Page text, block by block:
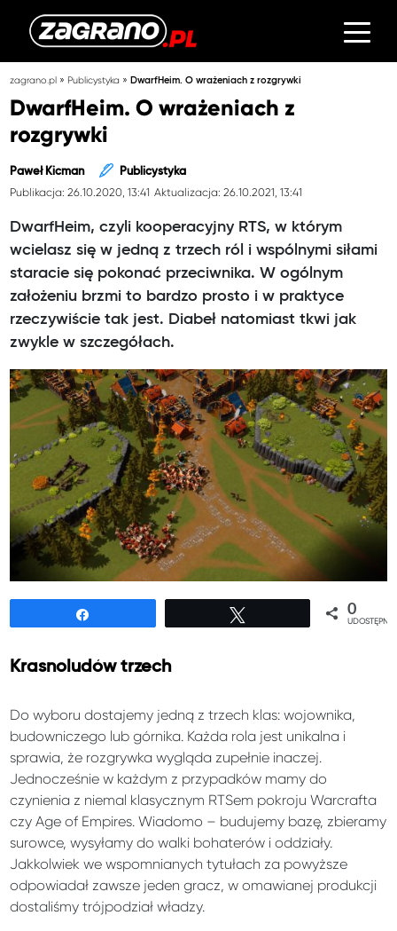
zagrano.pl » Publicystyka »DwarfHeim. O wrażeniach z rozgrywki
DwarfHeim. O wrażeniach z
rozgrywki
Paweł Kicman Publicystyka
Publikacja: 26.10.2020, 13:41 Aktualizacja: 26.10.2021, 13:41
DwarfHeim, czyli kooperacyjny RTS, w którym
wcielasz się w jedną z trzech ról i wspólnymi siłami
staracie się pokonać przeciwnika. W ogólnym
założeniu brzmi to bardzo prosto i w praktyce
rzeczywiście tak jest. Diabeł natomiast tkwi jak
zwykle w szczegółach.
0
Krasnoludów trzech
Do wyboru dostajemy jedną z trzech klas: wojownika,
budowniczego lub górnika. Każda rola jest unikalna i
sprawia, że rozgrywka wygląda zupełnie inaczej.
Jednocześnie w każdym z przypadków mamy do
czynienia z niemal klasycznym RTSem pokroju Warcrafta
czy Age of Empires. Wiadomo – budujemy bazę, zbieramy
surowce, wysyłamy do walki bohaterów i oddziały.
Jakkolwiek we wspomnianych tytułach za powyższe
odpowiadał zawsze jeden gracz, w omawianej produkcji
dostaliśmy trójpodział władzy.